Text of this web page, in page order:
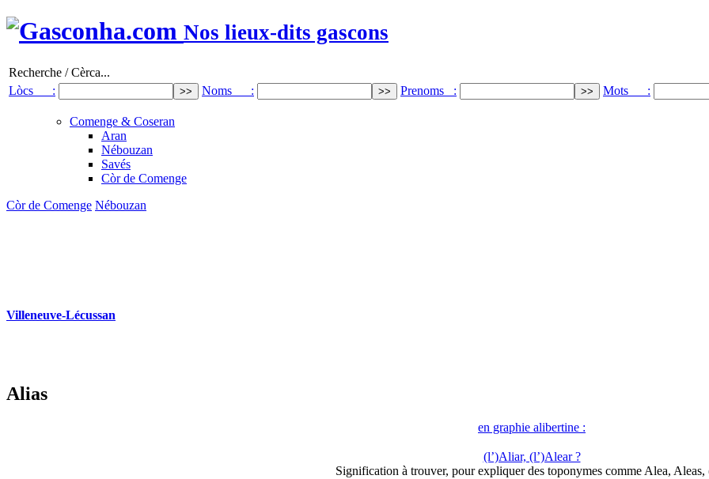
Nos lieux-dits gascons
Recherche / Cèrca...
Lòcs :
Noms : Prenoms : Mots :
Comenge & Coseran
Aran
Nébouzan
Savés
Còr de Comenge
Còr de Comenge Nébouzan
Villeneuve-Lécussan
Alias
en graphie alibertine :
(l’)Aliar, (l’)Alear ?
Signification à trouver, pour expliquer des toponymes comme Alea,